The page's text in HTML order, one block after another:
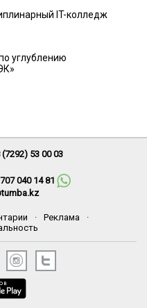
IT-колледж
углублению
(7292) 53 00 03
040 14 81
· Реклама
·